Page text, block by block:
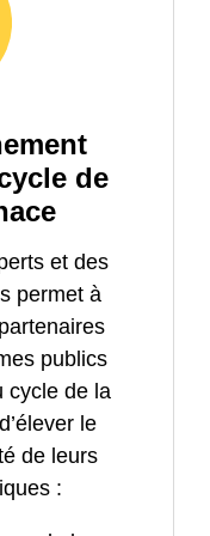
de
et des
permet à
publics
cycle de la
le
de leurs
: